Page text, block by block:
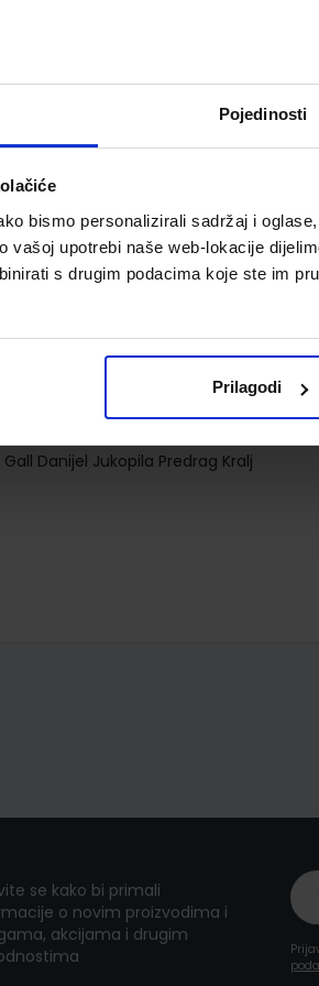
Pojedinosti
bismo personalizirali sadržaj i
vašoj upotrebi naše web-lokacije
s drugim podacima koje ste im
Prilagodi
sadržajima u prvom razredu
Danijel Jukopila Predrag Kralj
se kako bi primali
o novim proizvodima i
akcijama i drugim